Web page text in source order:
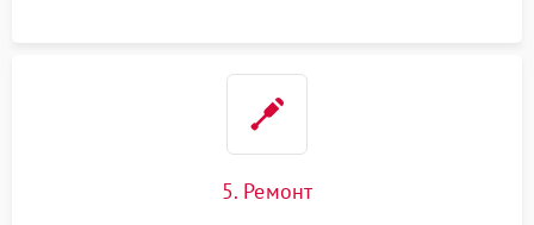
5. Ремонт